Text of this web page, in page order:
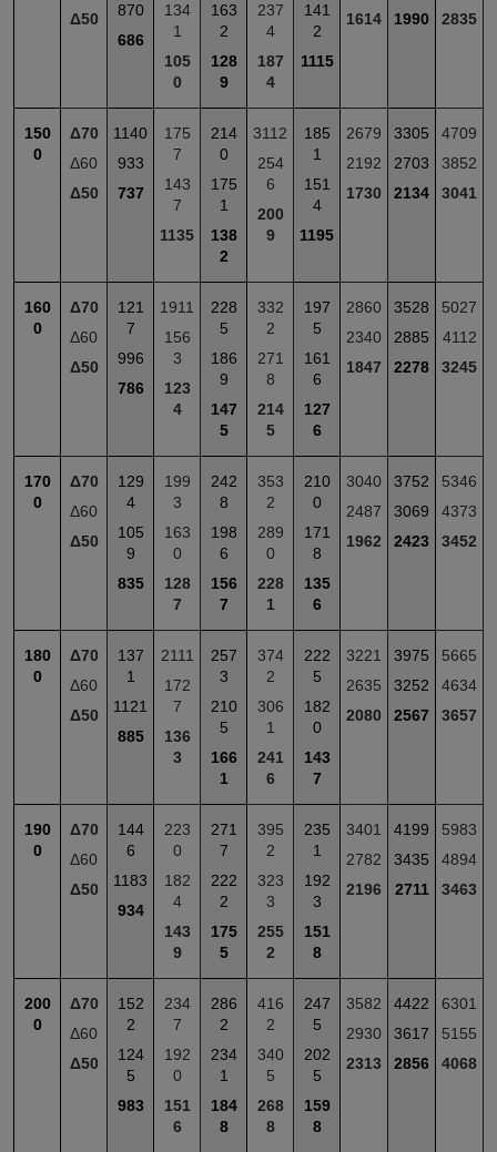
Δ50
870
686
134
1
105
0
163
2
128
9
237
4
187
4
141
2
1115
1614
1990
2835
150
0
Δ70
Δ60
Δ50
1140
933
737
175
7
143
7
1135
214
0
175
1
138
2
3112
254
6
200
9
185
1
151
4
1195
2679
2192
1730
3305
2703
2134
4709
3852
3041
160
0
Δ70
Δ60
Δ50
121
7
996
786
1911
156
3
123
4
228
5
186
9
147
5
332
2
271
8
214
5
197
5
161
6
127
6
2860
2340
1847
3528
2885
2278
5027
4112
3245
170
0
Δ70
Δ60
Δ50
129
4
105
9
835
199
3
163
0
128
7
242
8
198
6
156
7
353
2
289
0
228
1
210
0
171
8
135
6
3040
2487
1962
3752
3069
2423
5346
4373
3452
180
0
Δ70
Δ60
Δ50
137
1
1121
885
2111
172
7
136
3
257
3
210
5
166
1
374
2
306
1
241
6
222
5
182
0
143
7
3221
2635
2080
3975
3252
2567
5665
4634
3657
190
0
Δ70
Δ60
Δ50
144
6
1183
934
223
0
182
4
143
9
271
7
222
2
175
5
395
2
323
3
255
2
235
1
192
3
151
8
3401
2782
2196
4199
3435
2711
5983
4894
3463
200
0
Δ70
Δ60
Δ50
152
2
124
5
983
234
7
192
0
151
6
286
2
234
1
184
8
416
2
340
5
268
8
247
5
202
5
159
8
3582
2930
2313
4422
3617
2856
6301
5155
4068